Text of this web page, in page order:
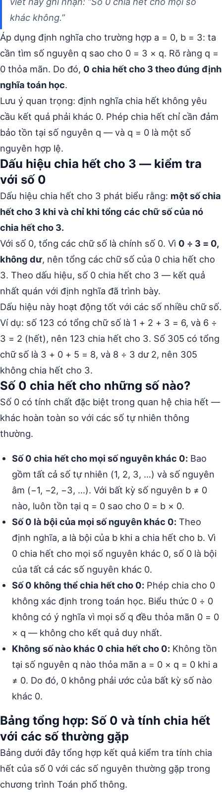
khác không.”
Áp dụng định nghĩa cho trường hợp a = 0, b = 3: ta
cần tìm số nguyên q sao cho 0 = 3 × q. Rõ ràng q =
0 thỏa mãn. Do đó, 0 chia hết cho 3 theo đúng định
nghĩa toán học.
Lưu ý quan trọng: định nghĩa chia hết không yêu
cầu kết quả phải khác 0. Phép chia hết chỉ cần đảm
bảo tồn tại số nguyên q — và q = 0 là một số
nguyên hợp lệ.
Dấu hiệu chia hết cho 3 — kiểm tra
với số 0
Dấu hiệu chia hết cho 3 phát biểu rằng: một số chia
hết cho 3 khi và chỉ khi tổng các chữ số của nó
chia hết cho 3.
Với số 0, tổng các chữ số là chính số 0. Vì 0 ÷ 3 = 0,
không dư, nên tổng các chữ số của 0 chia hết cho
3. Theo dấu hiệu, số 0 chia hết cho 3 — kết quả
nhất quán với định nghĩa đã trình bày.
Dấu hiệu này hoạt động tốt với các số nhiều chữ số.
Ví dụ: số 123 có tổng chữ số là 1 + 2 + 3 = 6, và 6 ÷
3 = 2 (hết), nên 123 chia hết cho 3. Số 305 có tổng
chữ số là 3 + 0 + 5 = 8, và 8 ÷ 3 dư 2, nên 305
không chia hết cho 3.
Số 0 chia hết cho những số nào?
Số 0 có tính chất đặc biệt trong quan hệ chia hết —
khác hoàn toàn so với các số tự nhiên thông
thường.
Số 0 chia hết cho mọi số nguyên khác 0: Bao
gồm tất cả số tự nhiên (1, 2, 3, …) và số nguyên
âm (−1, −2, −3, …). Với bất kỳ số nguyên b ≠ 0
nào, luôn tồn tại q = 0 sao cho 0 = b × 0.
Số 0 là bội của mọi số nguyên khác 0: Theo
định nghĩa, a là bội của b khi a chia hết cho b. Vì
0 chia hết cho mọi số nguyên khác 0, số 0 là bội
của tất cả các số nguyên khác 0.
Số 0 không thể chia hết cho 0: Phép chia cho 0
không xác định trong toán học. Biểu thức 0 ÷ 0
không có ý nghĩa vì mọi số q đều thỏa mãn 0 = 0
× q — không cho kết quả duy nhất.
Không số nào khác 0 chia hết cho 0: Không tồn
tại số nguyên q nào thỏa mãn a = 0 × q = 0 khi a
≠ 0. Do đó, 0 không phải ước của bất kỳ số nào
khác 0.
Bảng tổng hợp: Số 0 và tính chia hết
với các số thường gặp
Bảng dưới đây tổng hợp kết quả kiểm tra tính chia
hết của số 0 với các số nguyên thường gặp trong
chương trình Toán phổ thông.